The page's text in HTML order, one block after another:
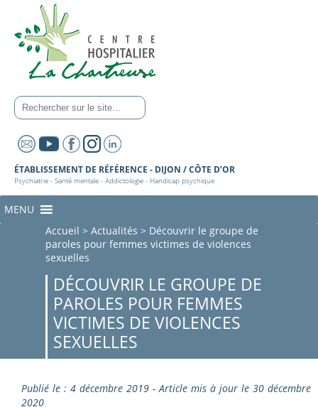
ÉTABLISSEMENT DE RÉFÉRENCE - DIJON / CÔTE D’OR
Psychiatrie - Santé mentale - Addictologie - Handicap psychique
MENU
Accueil > Actualités > Découvrir le groupe de
paroles pour femmes victimes de violences
sexuelles
DÉCOUVRIR LE GROUPE DE
PAROLES POUR FEMMES
VICTIMES DE VIOLENCES
SEXUELLES
Publié le : 4 décembre 2019 - Article mis à jour le 30 décembre
2020